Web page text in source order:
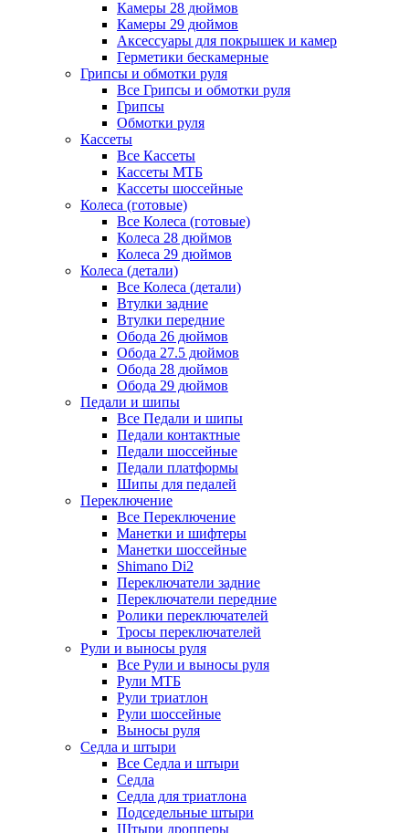
Камеры 28 дюймов
Камеры 29 дюймов
Аксессуары для покрышек и камер
Герметики бескамерные
Грипсы и обмотки руля
Все Грипсы и обмотки руля
Грипсы
Обмотки руля
Кассеты
Все Кассеты
Кассеты МТБ
Кассеты шоссейные
Колеса (готовые)
Все Колеса (готовые)
Колеса 28 дюймов
Колеса 29 дюймов
Колеса (детали)
Все Колеса (детали)
Втулки задние
Втулки передние
Обода 26 дюймов
Обода 27.5 дюймов
Обода 28 дюймов
Обода 29 дюймов
Педали и шипы
Все Педали и шипы
Педали контактные
Педали шоссейные
Педали платформы
Шипы для педалей
Переключение
Все Переключение
Манетки и шифтеры
Манетки шоссейные
Shimano Di2
Переключатели задние
Переключатели передние
Ролики переключателей
Тросы переключателей
Рули и выносы руля
Все Рули и выносы руля
Рули МТБ
Рули триатлон
Рули шоссейные
Выносы руля
Седла и штыри
Все Седла и штыри
Седла
Седла для триатлона
Подседельные штыри
Штыри дропперы